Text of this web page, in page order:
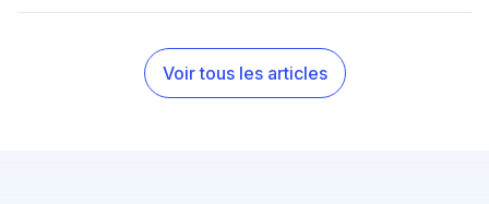
Voir tous les articles